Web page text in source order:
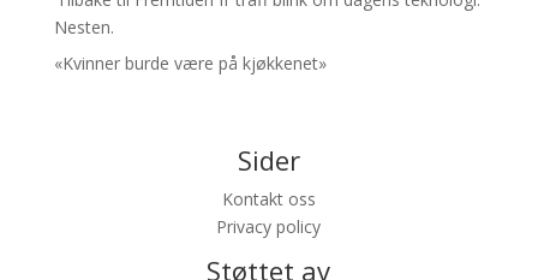
Nesten.
«Kvinner burde være på kjøkkenet»
Sider
Kontakt oss
Privacy policy
Støttet av